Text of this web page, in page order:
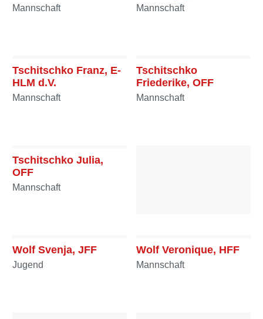
Mannschaft Mannschaft
Tschitschko Franz, E-
HLM d.V.
Mannschaft
Tschitschko
Friederike, OFF
Mannschaft
Tschitschko Julia,
OFF
Mannschaft
Wolf Svenja, JFF
Jugend
Wolf Veronique, HFF
Mannschaft